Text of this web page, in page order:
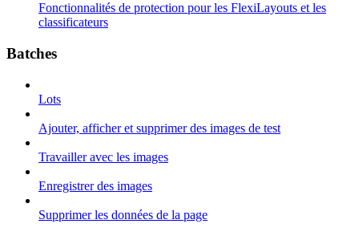
Fonctionnalités de protection pour les FlexiLayouts et les
classificateurs
Batches
Lots
Ajouter, afficher et supprimer des images de test
Travailler avec les images
Enregistrer des images
Supprimer les données de la page